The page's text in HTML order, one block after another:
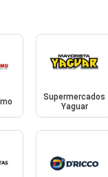
Supermercados
Yaguar